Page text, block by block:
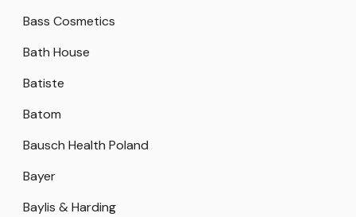
Bass Cosmetics
Bath House
Batiste
Batom
Bausch Health Poland
Bayer
Baylis & Harding